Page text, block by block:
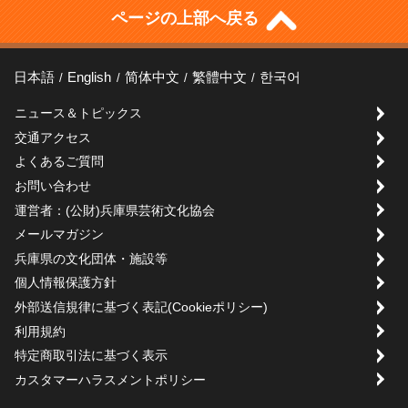
ページの上部へ戻る
日本語 English 简体中文 繁體中文 한국어
ニュース＆トピックス
交通アクセス
よくあるご質問
お問い合わせ
運営者：(公財)兵庫県芸術文化協会
メールマガジン
兵庫県の文化団体・施設等
個人情報保護方針
外部送信規律に基づく表記(Cookieポリシー)
利用規約
特定商取引法に基づく表示
カスタマーハラスメントポリシー